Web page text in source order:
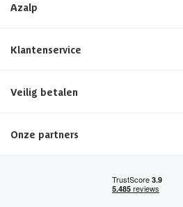
Azalp
Klantenservice
Veilig betalen
Onze partners